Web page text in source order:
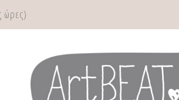
ώρες)